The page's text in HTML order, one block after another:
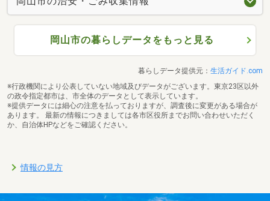
岡山市の暮らしデータをもっと見る
暮らしデータ提供元： 生活ガイド.com
※行政機関により公表していない地域及びデータがございます。東京23区以外
の政令指定都市は、市全体のデータとして表示しています。
※提供データには細心の注意を払っておりますが、調査後に変更がある場合が
あります。 最新の情報につきましては各市区役所までお問い合わせいただく
か、自治体HPなどをご確認ください。
情報の見方